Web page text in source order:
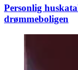
Personlig
drømmeboligen